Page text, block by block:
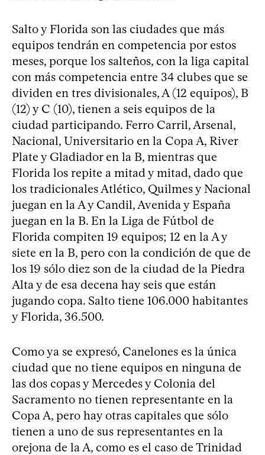
Salto y Florida son las ciudades que más
equipos tendrán en competencia por estos
meses, porque los salteños, con la liga capital
con más competencia entre 34 clubes que se
dividen en tres divisionales, A (12 equipos), B
(12) y C (10), tienen a seis equipos de la
ciudad participando. Ferro Carril, Arsenal,
Nacional, Universitario en la Copa A, River
Plate y Gladiador en la B, mientras que
Florida los repite a mitad y mitad, dado que
los tradicionales Atlético, Quilmes y Nacional
juegan en la A y Candil, Avenida y España
juegan en la B. En la Liga de Fútbol de
Florida compiten 19 equipos; 12 en la A y
siete en la B, pero con la condición de que de
los 19 sólo diez son de la ciudad de la Piedra
Alta y de esa decena hay seis que están
jugando copa. Salto tiene 106.000 habitantes
y Florida, 36.500.
Como ya se expresó, Canelones es la única
ciudad que no tiene equipos en ninguna de
las dos copas y Mercedes y Colonia del
Sacramento no tienen representante en la
Copa A, pero hay otras capitales que sólo
tienen a uno de sus representantes en la
orejona de la A, como es el caso de Trinidad